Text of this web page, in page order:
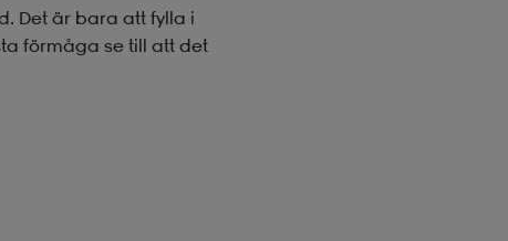
Det är bara att fylla i
förmåga se till att det